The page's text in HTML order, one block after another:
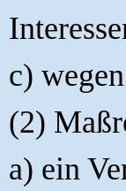
c)
(2)
a) ein